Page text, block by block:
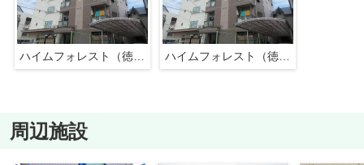
ハイムフォレスト（徳庵賃貸） ハイムフォレスト（徳庵賃貸）
周辺施設